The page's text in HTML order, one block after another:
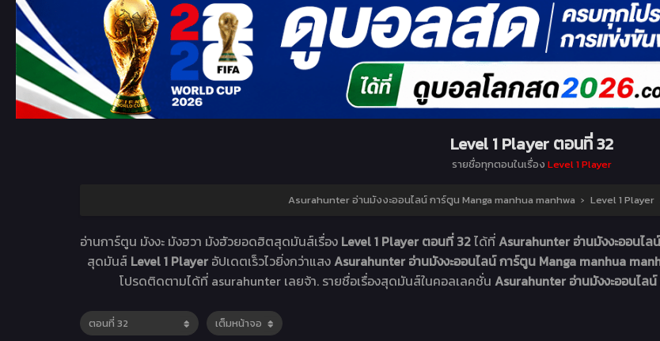
Level 1 Player ตอนที่ 32
รายชื่อทุกตอนในเรื่อง Level 1 Player
Asurahunter อ่านมังงะออนไลน์ การ์ตูน Manga manhua manhwa › Level 1 Player
อ่านการ์ตูน มังงะ มังฮวา มังฮัวยอดฮิตสุดมันส์เรื่อง Level 1 Player ตอนที่ 32ได้ที่Asurahunter อ่านมังงะออนไ
สุดมันส์ Level 1 Player อัปเดตเร็วไวยิ่งกว่าแสงAsurahunter อ่านมังงะออนไลน์ การ์ตูน Manga manhua
โปรดติดตามได้ที่ asurahunter เลยจ้า. รายชื่อเรื่องสุดมันส์ในคอลเลคชั่น Asurahunter อ่านมังงะออนไล